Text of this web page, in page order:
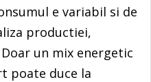
e variabil si de
productiei,
un mix energetic
poate duce la